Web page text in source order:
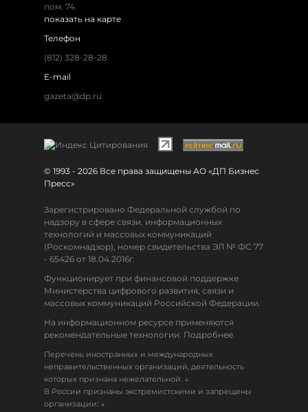
пом. 74.
показать на карте
Телефон
(812) 328-28-28
E-mail
gazeta@dp.ru
© 1993 - 2026 Все права защищены АО «ДП Бизнес
Пресс»
Зарегистрировано Федеральной службой по
надзору в сфере связи, информационных
технологий и массовых коммуникаций
(Роскомнадзор), номер свидетельства ЭЛ № ФС 77
- 65426 от 18.04.2016г.
Функционирует при финансовой поддержке
Министерства цифрового развития, связи и
массовых коммуникаций Российской Федерации.
На информационном ресурсе применяются
рекомендательные технологии. Подробнее.
Перечень иностранных и международных
неправительственных организаций, деятельность
которых признана нежелательной: ↓
В России признаны экстремистскими и запрещены
организации: ↓